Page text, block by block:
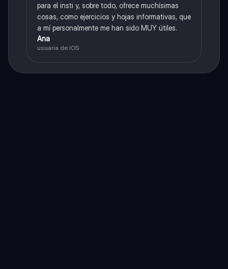
para el insti y, sobre todo, ofrece muchísimas
cosas, como ejercicios y hojas informativas, que
a mí personalmente me han sido MUY útiles.
Ana
usuaria de iOS